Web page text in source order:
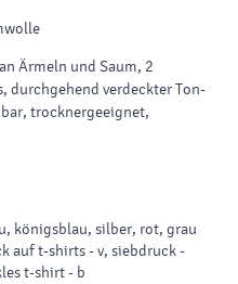
Ärmeln und Saum, 2
durchgehend verdeckter Ton-
trocknergeeignet,
königsblau, silber, rot, grau
auf t-shirts - v, siebdruck -
t-shirt - b